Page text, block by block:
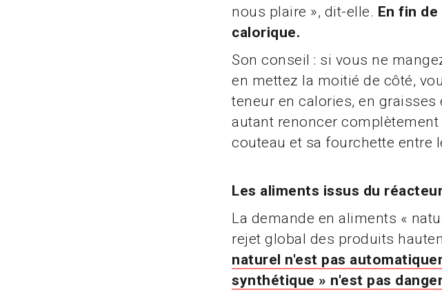
nous plaire », dit-elle. En fin
calorique.
Son conseil : si vous ne
en mettez la moitié de côté,
teneur en calories, en
autant renoncer
couteau et sa fourchette entre
Les aliments issus du
La demande en aliments «
rejet global des produits
naturel n'est pas
synthétique » n'est pas